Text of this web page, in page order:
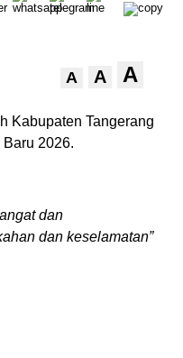
A A A
Kabupaten Tangerang
2026.
dan
dan keselamatan”